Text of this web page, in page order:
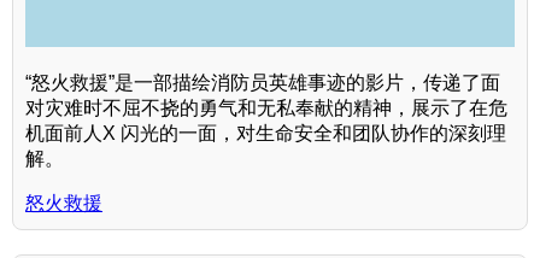
“怒火救援”是一部描绘消防员英雄事迹的影片，传递了面
对灾难时不屈不挠的勇气和无私奉献的精神，展示了在危
机面前人X 闪光的一面，对生命安全和团队协作的深刻理
解。
怒火救援